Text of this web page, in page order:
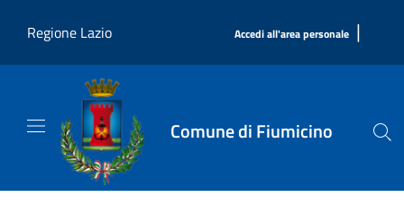
Regione Lazio
Accedi all'area personale |
Comune di Fiumicino